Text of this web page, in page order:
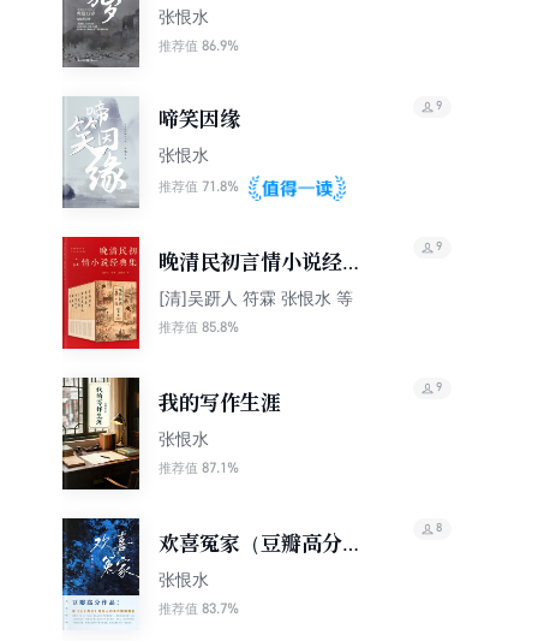
列：虎贲万岁
张恨水
推荐值 86.9%
啼笑因缘
张恨水
推荐值 71.8%
9
晚清民初言情小说经典
集
[清]吴趼人 符霖 张恨水 等
推荐值 85.8%
9
我的写作生涯
张恨水
推荐值 87.1%
9
欢喜冤家（豆瓣高分作
品！比《三十而已》更
扎心的市井婚姻图鉴）
张恨水
推荐值 83.7%
8